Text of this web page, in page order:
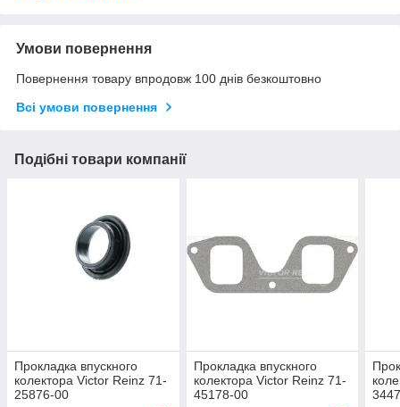
Умови повернення
Повернення товару впродовж 100 днів безкоштовно
Всі умови повернення
Подібні товари компанії
Прокладка впускного
колектора Victor Reinz 71-
25876-00
Прокладка впускного
колектора Victor Reinz 71-
45178-00